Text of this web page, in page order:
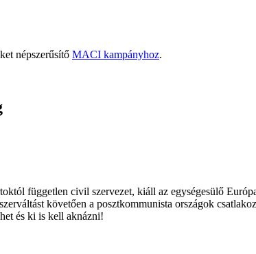
népszerűsítő MACI kampányhoz.
független civil szervezet, kiáll az egységesülő
követően a posztkommunista országok
és ki is kell aknázni!